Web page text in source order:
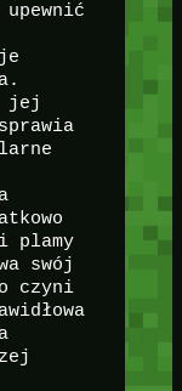
jej
plamy
swój
czyni